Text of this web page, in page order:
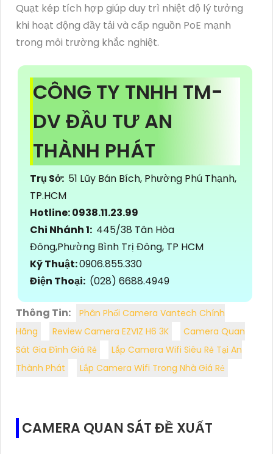
Quạt kép tích hợp giúp duy trì nhiệt độ lý tưởng
khi hoạt động đầy tải và cấp nguồn PoE mạnh
trong môi trường khắc nghiệt.
CÔNG TY TNHH TM-
DV ĐẦU TƯ AN
THÀNH PHÁT
Trụ Sở: 51 Lũy Bán Bích, Phường Phú Thạnh,
TP.HCM
Hotline: 0938.11.23.99
Chi Nhánh 1: 445/38 Tân Hòa
Đông,Phường Bình Trị Đông, TP HCM
Kỹ Thuật:0906.855.330
Điện Thoại: (028) 6688.4949
Thông Tin:
Phân Phối Camera Vantech Chính
Hãng
Review Camera EZVIZ H6 3K
Camera Quan
Sát Gia Đình Giá Rẻ
Lắp Camera Wifi Siêu Rẻ Tại An
Thành Phát
Lắp Camera Wifi Trong Nhà Giá Rẻ
CAMERA QUAN SÁT ĐỀ XUẤT